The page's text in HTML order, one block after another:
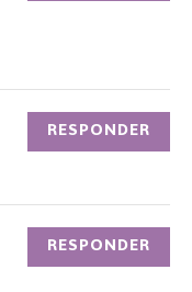
RESPONDER
RESPONDER